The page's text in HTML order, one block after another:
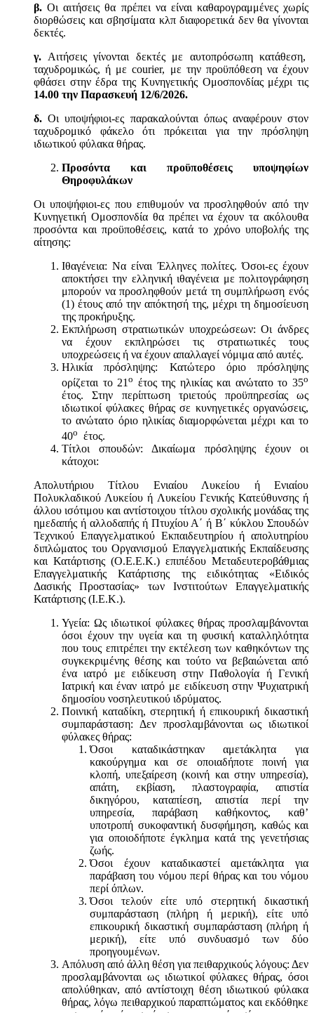
β. Οι αιτήσεις θα πρέπει να είναι καθαρογραμμένες χωρίς
διορθώσεις και σβησίματα κλπ διαφορετικά δεν θα γίνονται
δεκτές.
γ. Αιτήσεις γίνονται δεκτές με αυτοπρόσωπη κατάθεση,
ταχυδρομικώς, ή με courier, με την προϋπόθεση να έχουν
φθάσει στην έδρα της Κυνηγετικής Ομοσπονδίας μέχρι τις
14.00 την Παρασκευή 12/6/2026.
δ.Οι υποψήφιοι-ες παρακαλούνται όπως αναφέρουν στον
ταχυδρομικό φάκελο ότι πρόκειται για την πρόσληψη
ιδιωτικού φύλακα θήρας.
Προσόντα και προϋποθέσεις υποψηφίων
Θηροφυλάκων
Οι υποψήφιοι-ες που επιθυμούν να προσληφθούν από την
Κυνηγετική Ομοσπονδία θα πρέπει να έχουν τα ακόλουθα
προσόντα και προϋποθέσεις, κατά το χρόνο υποβολής της
αίτησης:
Ιθαγένεια: Να είναι Έλληνες πολίτες. Όσοι-ες έχουν
αποκτήσει την ελληνική ιθαγένεια με πολιτογράφηση
μπορούν να προσληφθούν μετά τη συμπλήρωση ενός
(1) έτους από την απόκτησή της, μέχρι τη δημοσίευση
της προκήρυξης.
Εκπλήρωση στρατιωτικών υποχρεώσεων: Οι άνδρες
να έχουν εκπληρώσει τις στρατιωτικές τους
υποχρεώσεις ή να έχουν απαλλαγεί νόμιμα από αυτές.
Ηλικία πρόσληψης: Κατώτερο όριο πρόσληψης
ορίζεται το 21ο έτος της ηλικίας και ανώτατο το 35ο
έτος. Στην περίπτωση τριετούς προϋπηρεσίας ως
ιδιωτικοί φύλακες θήρας σε κυνηγετικές οργανώσεις,
το ανώτατο όριο ηλικίας διαμορφώνεται μέχρι και το
40ο έτος.
Τίτλοι σπουδών: Δικαίωμα πρόσληψης έχουν οι
κάτοχοι:
Απολυτήριου Τίτλου Ενιαίου Λυκείου ή Ενιαίου
Πολυκλαδικού Λυκείου ή Λυκείου Γενικής Κατεύθυνσης ή
άλλου ισότιμου και αντίστοιχου τίτλου σχολικής μονάδας της
ημεδαπής ή αλλοδαπής ή Πτυχίου Α΄ ή Β΄ κύκλου Σπουδών
Τεχνικού Επαγγελματικού Εκπαιδευτηρίου ή απολυτηρίου
διπλώματος του Οργανισμού Επαγγελματικής Εκπαίδευσης
και Κατάρτισης (Ο.Ε.Ε.Κ.) επιπέδου Μεταδευτεροβάθμιας
Επαγγελματικής Κατάρτισης της ειδικότητας «Ειδικός
Δασικής Προστασίας» των Ινστιτούτων Επαγγελματικής
Κατάρτισης (Ι.Ε.Κ.).
Υγεία: Ως ιδιωτικοί φύλακες θήρας προσλαμβάνονται
όσοι έχουν την υγεία και τη φυσική καταλληλότητα
που τους επιτρέπει την εκτέλεση των καθηκόντων της
συγκεκριμένης θέσης και τούτο να βεβαιώνεται από
ένα ιατρό με ειδίκευση στην Παθολογία ή Γενική
Ιατρική και έναν ιατρό με ειδίκευση στην Ψυχιατρική
δημοσίου νοσηλευτικού ιδρύματος.
Ποινική καταδίκη, στερητική ή επικουρική δικαστική
συμπαράσταση: Δεν προσλαμβάνονται ως ιδιωτικοί
φύλακες θήρας:
Όσοι καταδικάστηκαν αμετάκλητα για
κακούργημα και σε οποιαδήποτε ποινή για
κλοπή, υπεξαίρεση (κοινή και στην υπηρεσία),
απάτη, εκβίαση, πλαστογραφία, απιστία
δικηγόρου, καταπίεση, απιστία περί την
υπηρεσία, παράβαση καθήκοντος, καθ’
υποτροπή συκοφαντική δυσφήμηση, καθώς και
για οποιοδήποτε έγκλημα κατά της γενετήσιας
ζωής.
Όσοι έχουν καταδικαστεί αμετάκλητα για
παράβαση του νόμου περί θήρας και του νόμου
περί όπλων.
Όσοι τελούν είτε υπό στερητική δικαστική
συμπαράσταση (πλήρη ή μερική), είτε υπό
επικουρική δικαστική συμπαράσταση (πλήρη ή
μερική), είτε υπό συνδυασμό των δύο
προηγουμένων.
Απόλυση από άλλη θέση για πειθαρχικούς λόγους: Δεν
προσλαμβάνονται ως ιδιωτικοί φύλακες θήρας, όσοι
απολύθηκαν, από αντίστοιχη θέση ιδιωτικού φύλακα
θήρας, λόγω πειθαρχικού παραπτώματος και εκδόθηκε